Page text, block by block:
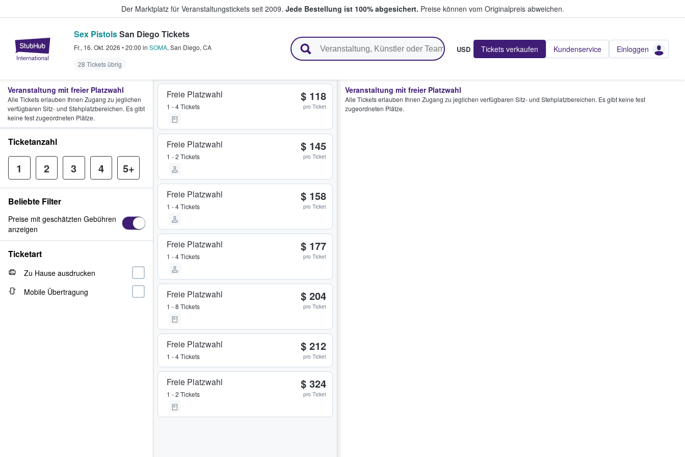
Der Marktplatz für Veranstaltungstickets seit 2009. Jede Bestellung ist 100% abgesichert. Preise können vom Originalpreis abweichen.
StubHub - Wo Fans Tickets kaufen & verkaufen
Sex PistolsSan Diego Tickets
Fr., 16. Okt. 2026 •20:00 in SOMA, San Diego, CA
28 Tickets übrig
USD Tickets verkaufen Kundenservice Einloggen
Freie Platzwahl
1 - 4 Tickets
$ 118
pro Ticket
Freie Platzwahl
1 - 2 Tickets
$ 145
pro Ticket
Freie Platzwahl
1 - 4 Tickets
$ 158
pro Ticket
Freie Platzwahl
1 - 4 Tickets
$ 177
pro Ticket
Freie Platzwahl
1 - 8 Tickets
$ 204
pro Ticket
Freie Platzwahl
1 - 4 Tickets
$ 212
pro Ticket
Freie Platzwahl
1 - 2 Tickets
$ 324
pro Ticket
Veranstaltung mit freier Platzwahl
Alle Tickets erlauben Ihnen Zugang zu jeglichen verfügbaren Sitz- und Stehplatzbereichen. Es gibt keine fest
zugeordneten Plätze.
Veranstaltung mit freier Platzwahl
Alle Tickets erlauben Ihnen Zugang zu jeglichen
verfügbaren Sitz- und Stehplatzbereichen. Es gibt
keine fest zugeordneten Plätze.
Ticketanzahl
1 2 3 4 5+
Beliebte Filter
Preise mit geschätzten Gebühren
anzeigen
Ticketart
Zu Hause ausdrucken
Mobile Übertragung